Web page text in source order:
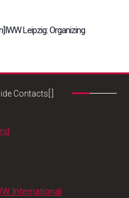
Leipzig: Organizing
Contacts[:]
International